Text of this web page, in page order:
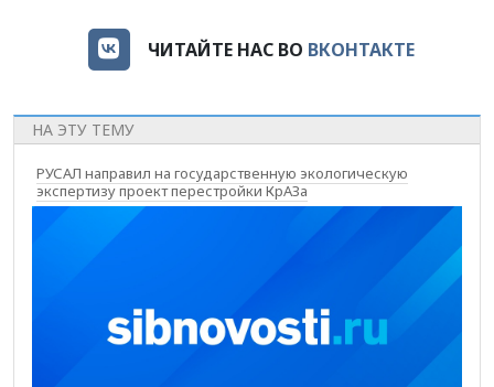
ЧИТАЙТЕ НАС ВО ВКОНТАКТЕ
НА ЭТУ ТЕМУ
РУСАЛ направил на государственную экологическую
экспертизу проект перестройки КрАЗа